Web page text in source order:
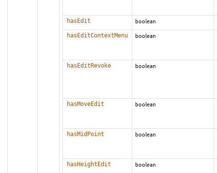
hasEdit boolean
hasEditContextMenu boolean
hasEditRevoke boolean
hasMoveEdit boolean
hasMidPoint boolean
hasHeightEdit boolean